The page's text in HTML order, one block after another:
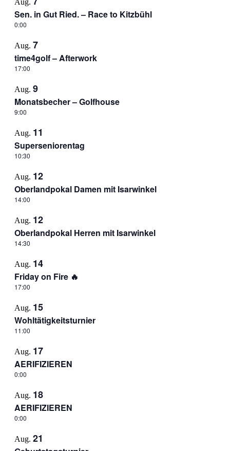
Aug.
Sen. in Gut Ried. – Race to Kitzbühl
0:00
Aug. 7
time4golf – Afterwork
17:00
Aug. 9
Monatsbecher – Golfhouse
9:00
Aug. 11
Superseniorentag
10:30
Aug. 12
Oberlandpokal Damen mit Isarwinkel
14:00
Aug. 12
Oberlandpokal Herren mit Isarwinkel
14:30
Aug. 14
Friday on Fire 🔥
17:00
Aug. 15
Wohltätigkeitsturnier
11:00
Aug. 17
AERIFIZIEREN
0:00
Aug. 18
AERIFIZIEREN
0:00
Aug. 21